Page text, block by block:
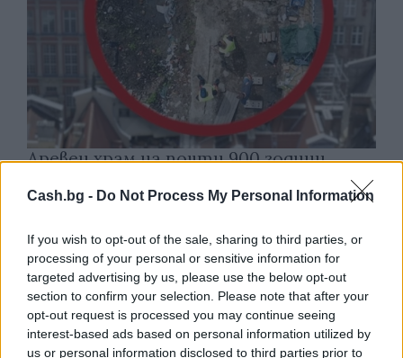
Cash.bg - Do Not Process My Personal Information
If you wish to opt-out of the sale, sharing to third parties, or
processing of your personal or sensitive information for
targeted advertising by us, please use the below opt-out
section to confirm your selection. Please note that after your
opt-out request is processed you may continue seeing
interest-based ads based on personal information utilized by
us or personal information disclosed to third parties prior to
Древен храм на почти 900 години
Полша